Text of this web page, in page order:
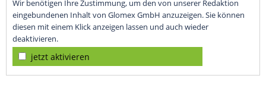
Wir benötigen Ihre Zustimmung, um den von unserer Redaktion
eingebundenen Inhalt von Glomex GmbH anzuzeigen. Sie können
diesen mit einem Klick anzeigen lassen und auch wieder
deaktivieren.
jetzt aktivieren